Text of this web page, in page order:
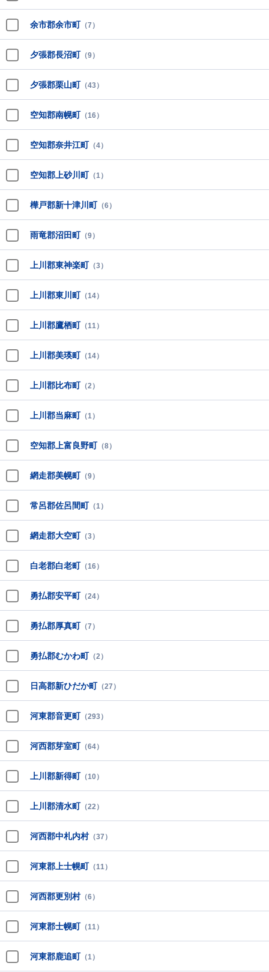
余市郡余市町 （7）
夕張郡長沼町 （9）
夕張郡栗山町 （43）
空知郡南幌町 （16）
空知郡奈井江町 （4）
空知郡上砂川町 （1）
樺戸郡新十津川町 （6）
雨竜郡沼田町 （9）
上川郡東神楽町 （3）
上川郡東川町 （14）
上川郡鷹栖町 （11）
上川郡美瑛町 （14）
上川郡比布町 （2）
上川郡当麻町 （1）
空知郡上富良野町 （8）
網走郡美幌町 （9）
常呂郡佐呂間町 （1）
網走郡大空町 （3）
白老郡白老町 （16）
勇払郡安平町 （24）
勇払郡厚真町 （7）
勇払郡むかわ町 （2）
日高郡新ひだか町 （27）
河東郡音更町 （293）
河西郡芽室町 （64）
上川郡新得町 （10）
上川郡清水町 （22）
河西郡中札内村（37）
河東郡上士幌町 （11）
河西郡更別村（6）
河東郡士幌町 （11）
河東郡鹿追町 （1）